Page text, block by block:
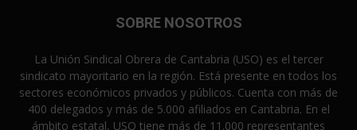
SOBRE NOSOTROS
La Unión Sindical Obrera de Cantabria (USO) es el tercer
sindicato mayoritario en la región. Está presente en todos los
sectores económicos privados y públicos. Cuenta con más de
400 delegados y más de 5.000 afiliados en Cantabria. En el
ámbito estatal, USO tiene más de 11.000 representantes